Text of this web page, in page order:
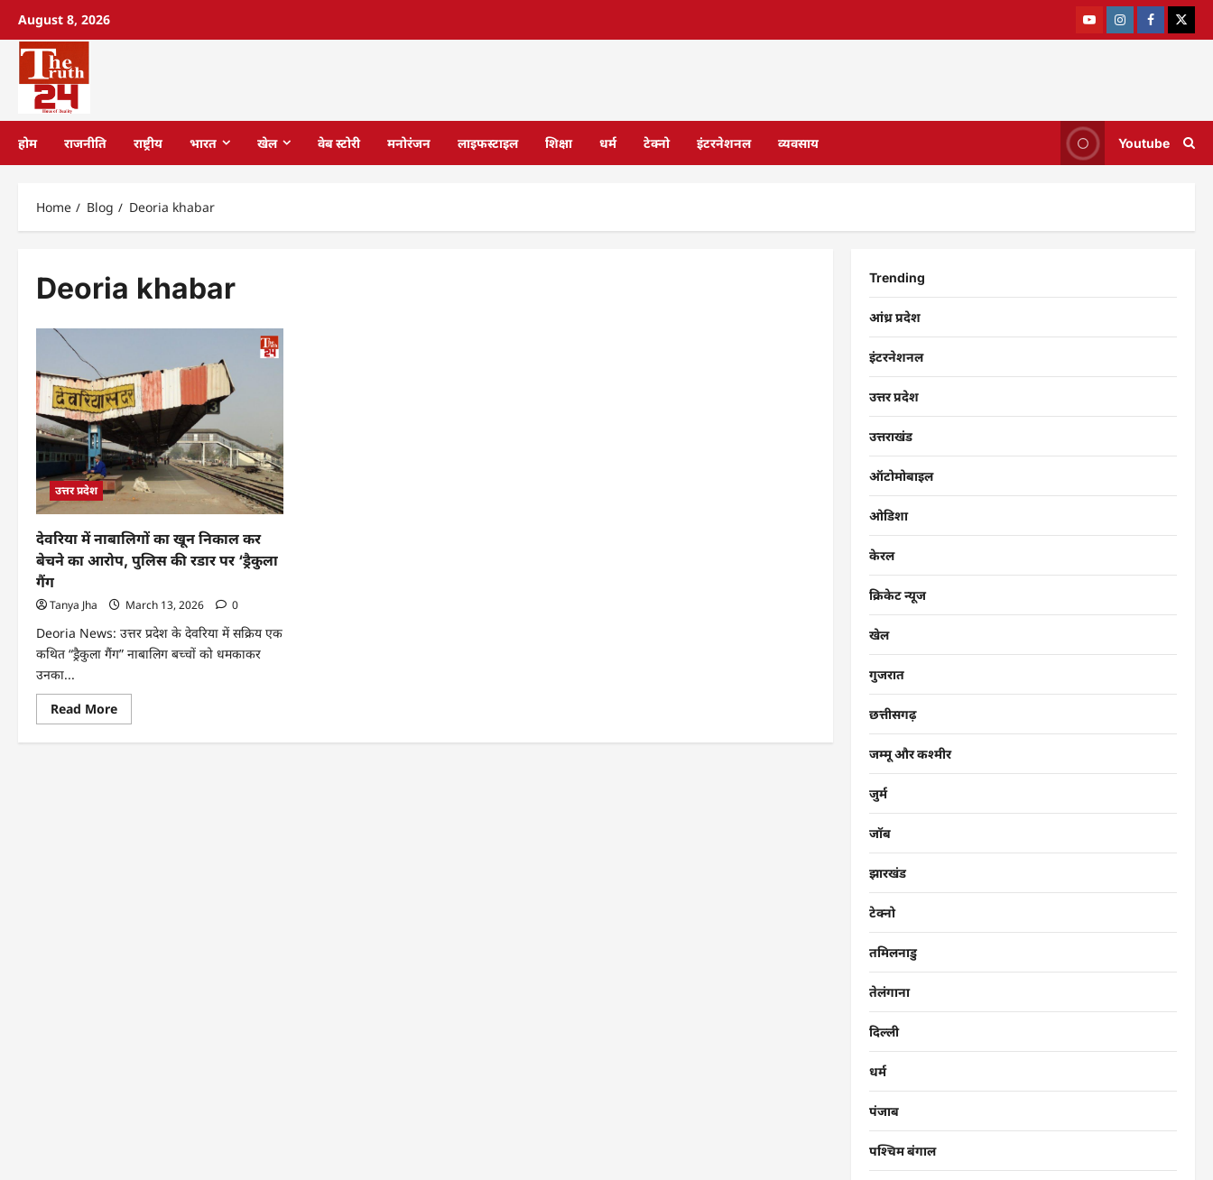
August 8, 2026
होम राजनीति राष्ट्रीय भारत खेल वेब स्टोरी मनोरंजन लाइफस्टाइल शिक्षा धर्म टेक्नो इंटरनेशनल व्यवसाय Youtube
Home Blog Deoria khabar
Deoria khabar
उत्तर प्रदेश
देवरिया में नाबालिगों का खून निकाल कर
बेचने का आरोप, पुलिस की रडार पर ‘ड्रैकुला
गैंग
Tanya Jha March 13, 2026 0
Deoria News: उत्तर प्रदेश के देवरिया में सक्रिय एक
कथित “ड्रैकुला गैंग” नाबालिग बच्चों को धमकाकर
उनका...
Read More
Trending
आंध्र प्रदेश
इंटरनेशनल
उत्तर प्रदेश
उत्तराखंड
ऑटोमोबाइल
ओडिशा
केरल
क्रिकेट न्यूज
खेल
गुजरात
छत्तीसगढ़
जम्मू और कश्मीर
जुर्म
जॉब
झारखंड
टेक्नो
तमिलनाडु
तेलंगाना
दिल्ली
धर्म
पंजाब
पश्चिम बंगाल